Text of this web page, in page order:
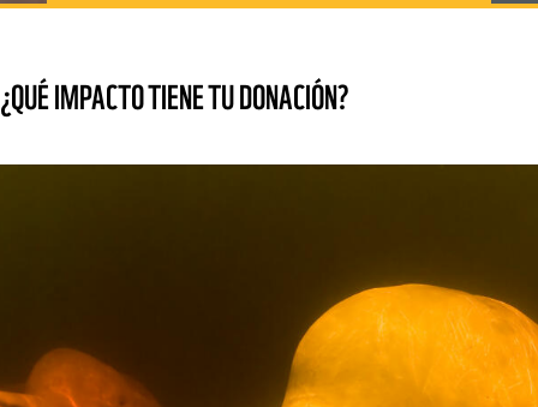
¿QUÉ IMPACTO TIENE TU DONACIÓN?